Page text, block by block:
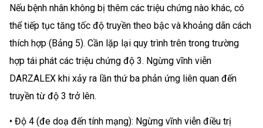
Nếu bệnh nhân không bị thêm các triệu chứng nào khác, có
thể tiếp tục tăng tốc độ truyền theo bậc và khoảng dãn cách
thích hợp (Bảng 5). Cần lặp lại quy trình trên trong trường
hợp tái phát các triệu chứng độ 3. Ngừng vĩnh viễn
DARZALEX khi xảy ra lần thứ ba phản ứng liên quan đến
truyền từ độ 3 trở lên.
• Độ 4 (đe doạ đến tính mạng): Ngừng vĩnh viễn điều trị